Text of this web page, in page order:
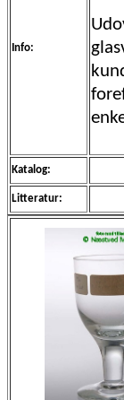
Info:
Katalog:
Litteratur: